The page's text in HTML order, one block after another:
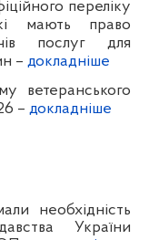
переліку
мають право
послуг для
– докладніше
ветеранського
– докладніше
необхідність
України